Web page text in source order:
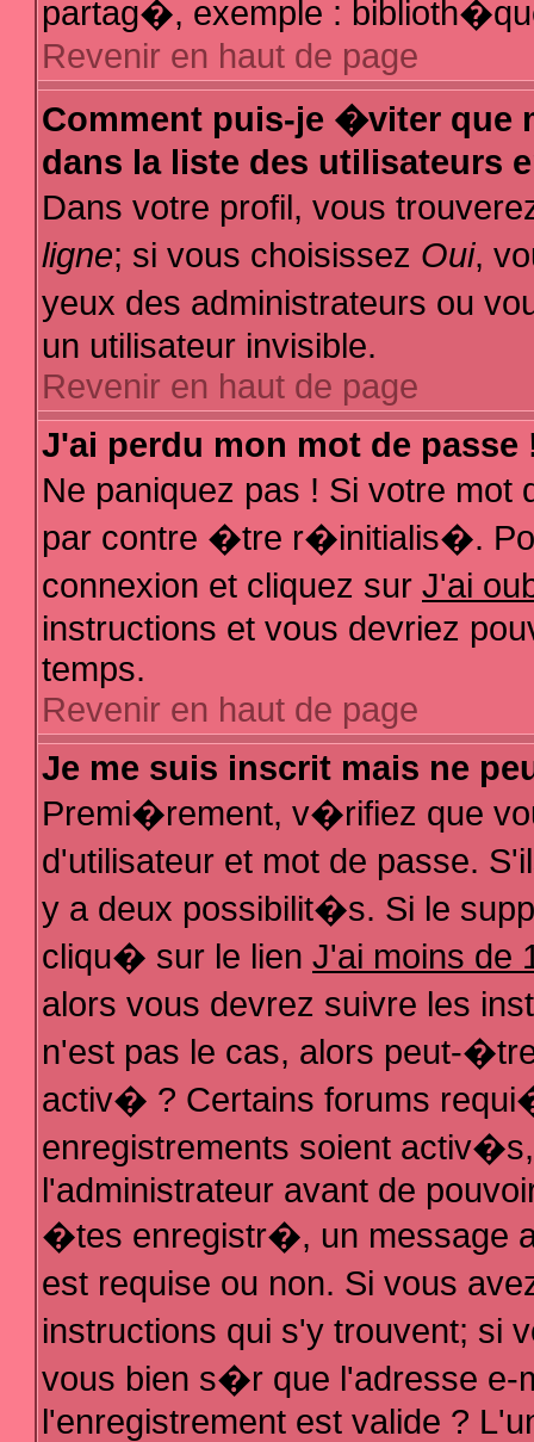
partag�, exemple :
Revenir en haut de page
Comment puis-je �viter que
dans la liste des utilisateurs
Dans votre profil, vous
ligne; si vous choisissez Oui,
yeux des administrateurs ou
un utilisateur invisible.
Revenir en haut de page
J'ai perdu mon mot de passe
Ne paniquez pas ! Si votre
par contre �tre r�initialis�.
connexion et cliquez sur J'ai
instructions et vous devriez
temps.
Revenir en haut de page
Je me suis inscrit mais ne
Premi�rement, v�rifiez que
d'utilisateur et mot de passe.
y a deux possibilit�s. Si le
cliqu� sur le lien J'ai moins de
alors vous devrez suivre les
n'est pas le cas, alors peut-
activ� ? Certains forums
enregistrements soient
l'administrateur avant de
�tes enregistr�, un message
est requise ou non. Si vous
instructions qui s'y trouvent;
vous bien s�r que l'adresse e-
l'enregistrement est valide ?